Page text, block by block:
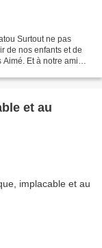
Surtout ne pas
de nos enfants et de
Et à notre ami
et au